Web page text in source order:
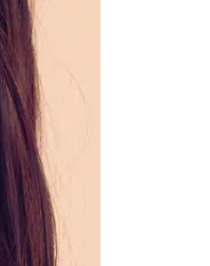
HISTOIRE